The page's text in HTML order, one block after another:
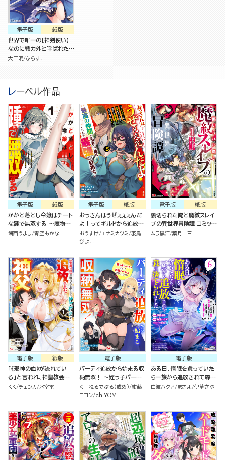
紙版
電子版
世界で唯一の【神剣使い】
なのに戦力外と呼ばれた
俺、覚醒した【神剣】と最強
大田明 ふらすこ
レーベル作品
紙版
電子版
かかと落とし令嬢はチート
な踵で無双する ～魔物を
即死させて楽しんでいた
餅西うまし 青空あかな
紙版
電子版
おっさんはうぜぇぇぇんだ
よ！ってギルドから追放し
たくせに、後から復帰要請
を出されても遅い。最高の
で最強を目指す！ （5）
おうすけ エナミカツミ 羽鳥
ぴよこ
紙版
電子版
裏切られた俺と魔紋スレイ
ブの異世界冒険譚 コミック
版（1）
ムラ黒江 葉月二三
紙版
電子版
「《邪神の血》が流れてい
る」と言われ、神聖教会を
追放された神父です。 ～理
様も一緒についてきちゃい
ました～ コミック版（1）
KK チェンカ 氷室雫
電子版
パーティ追放から始まる収
納無双！ ～姪っ子パーテ
ィといく最強ハーレム成り
上がり～ コミック版（分冊
くーねるでぶる（戒め） 紺藤
ココン chiYOMI
電子版
ある日、惰眠を貪っていた
ら一族から追放されて森に
捨てられました そのまま
気にせず今日も眠ります
コミック版（6）
白波ハクア まさよ 伊草さゆ